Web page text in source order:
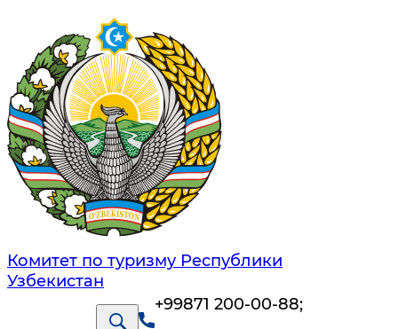
Комитет по туризму Республики
Узбекистан
+99871 200-00-88;